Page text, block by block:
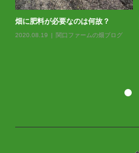
畑に肥料が必要なのは何故？
2020.08.19 関口ファームの畑ブログ